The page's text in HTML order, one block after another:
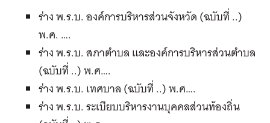
ร่าง พ.ร.บ. องค์การบริหารส่วนจังหวัด (ฉบับที่ ..)
พ.ศ. ….
ร่าง พ.ร.บ. สภาตำบล และองค์การบริหารส่วนตำบล
(ฉบับที่ ..) พ.ศ….
ร่าง พ.ร.บ. เทศบาล (ฉบับที่ ..) พ.ศ….
ร่าง พ.ร.บ. ระเบียบบริหารงานบุคคลส่วนท้องถิ่น